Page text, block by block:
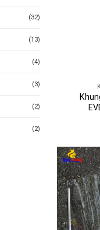
(32)
(13)
(4)
(3)
(2)
(2)